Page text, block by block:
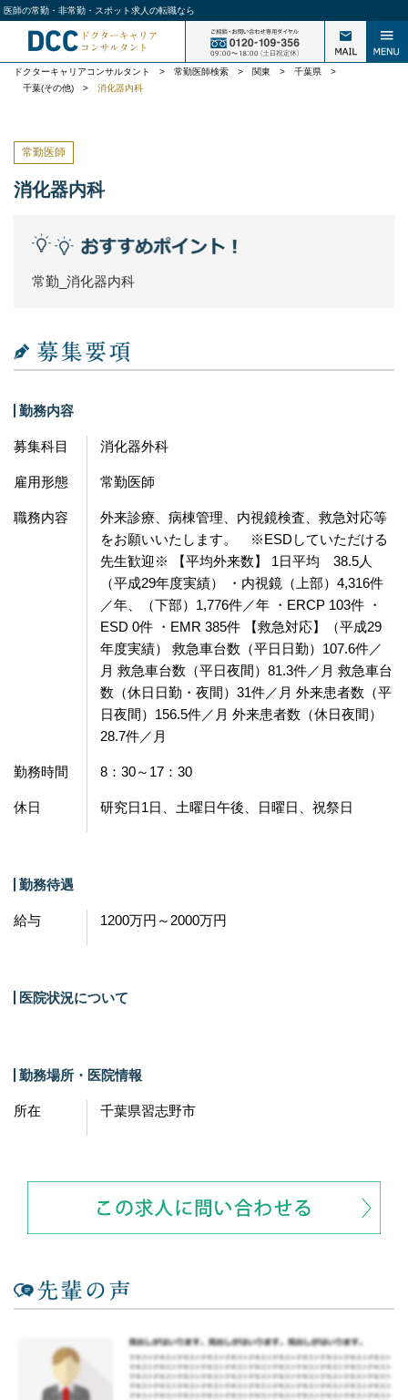
医師の常勤・非常勤・スポット求人の転職なら
ドクターキャリアコンサルタント > 常勤医師検索 > 関東 > 千葉県 >
千葉(その他) > 消化器内科
常勤医師
消化器内科
常勤_消化器内科
勤務内容
募集科目 消化器外科
雇用形態 常勤医師
職務内容
外来診療、病棟管理、内視鏡検査、救急対応等
をお願いいたします。 ※ESDしていただける
先生歓迎※ 【平均外来数】 1日平均 38.5人
（平成29年度実績） ・内視鏡（上部）4,316件
／年、（下部）1,776件／年 ・ERCP 103件 ・
ESD 0件 ・EMR 385件 【救急対応】（平成29
年度実績） 救急車台数（平日日勤）107.6件／
月 救急車台数（平日夜間）81.3件／月 救急車台
数（休日日勤・夜間）31件／月 外来患者数（平
日夜間）156.5件／月 外来患者数（休日夜間）
28.7件／月
勤務時間 8：30～17：30
休日 研究日1日、土曜日午後、日曜日、祝祭日
勤務待遇
給与 1200万円～2000万円
医院状況について
勤務場所・医院情報
所在 千葉県習志野市